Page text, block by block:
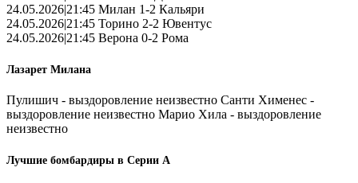
24.05.2026|21:45 Милан 1-2 Кальяри
24.05.2026|21:45 Торино 2-2 Ювентус
24.05.2026|21:45 Верона 0-2 Рома
Лазарет Милана
Пулишич - выздоровление неизвестно Санти Хименес -
выздоровление неизвестно Марио Хила - выздоровление
неизвестно
Лучшие бомбардиры в Серии А